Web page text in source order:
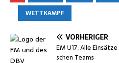
WETTKAMPF
VORHERIGER
EM U17: Alle
schen Teams